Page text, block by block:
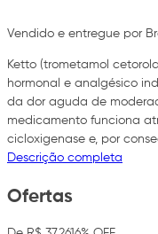
Vendido e entregue por
Ketto (trometamol
hormonal e analgésico
da dor aguda de
medicamento funciona
cicloxigenase e, por
Descrição completa
Ofertas